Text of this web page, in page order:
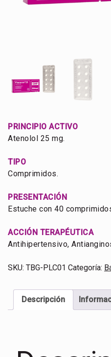
PRINCIPIO ACTIVO
Atenolol 25 mg.
TIPO
Comprimidos.
PRESENTACIÓN
Estuche con 40
ACCIÓN TERAPÉUTICA
Antihipertensivo,
SKU: TBG-PLC01 Categoría:
Descripción